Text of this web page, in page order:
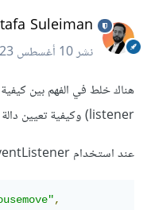
Suleiman
نشر10 أغسطس 2023
listener) وكيفية تعيين دالة كولباك (callback function).
عند استخدام addEventListener مثلما هو موضح في المثال الأول:
,